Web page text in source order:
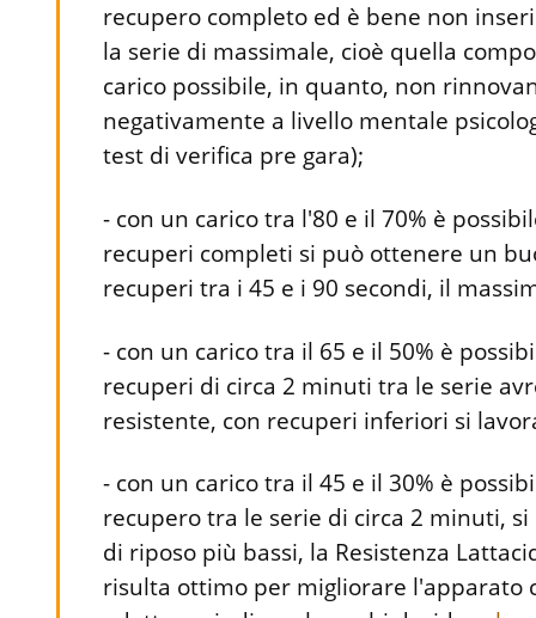
recupero completo ed è bene non
la serie di massimale, cioè quella
carico possibile, in quanto, non
negativamente a livello mentale
test di verifica pre gara);
- con un carico tra l'80 e il 70% è
recuperi completi si può ottenere un
recuperi tra i 45 e i 90 secondi, il
- con un carico tra il 65 e il 50% è
recuperi di circa 2 minuti tra le serie
resistente, con recuperi inferiori si
- con un carico tra il 45 e il 30% è
recupero tra le serie di circa 2 minuti,
di riposo più bassi, la Resistenza
risulta ottimo per migliorare l'apparato